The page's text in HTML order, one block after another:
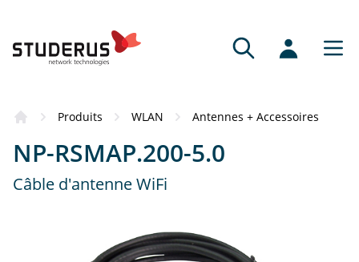
Produits WLAN Antennes + Accessoires
NP-RSMAP.200-5.0
Câble d'antenne WiFi